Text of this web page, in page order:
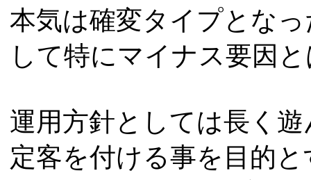
本気は確変タイプとな
して特にマイナス要因
運用方針としては長く
定客を付ける事を目的